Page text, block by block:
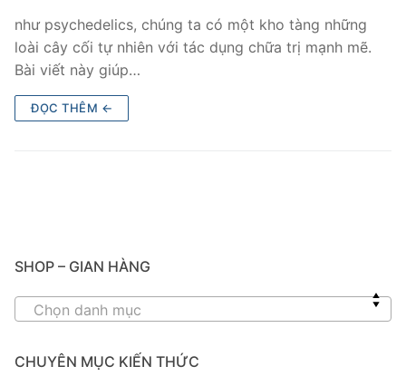
như psychedelics, chúng ta có một kho tàng những
loài cây cối tự nhiên với tác dụng chữa trị mạnh mẽ.
Bài viết này giúp…
ĐỌC THÊM ←
SHOP – GIAN HÀNG
Chọn danh mục
CHUYÊN MỤC KIẾN THỨC